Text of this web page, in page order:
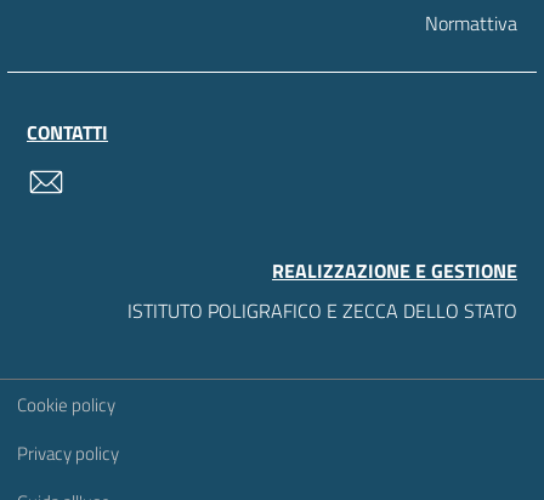
Normattiva
CONTATTI
REALIZZAZIONE E GESTIONE
ISTITUTO POLIGRAFICO E ZECCA DELLO STATO
Sezione Link Utili
Cookie policy
Privacy policy